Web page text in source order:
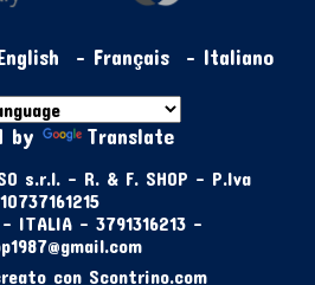
- Français- Italiano
by Translate
s.r.l. - R. & F. SHOP - P.Iva
10737161215
ITALIA - 3791316213 -
con Scontrino.com